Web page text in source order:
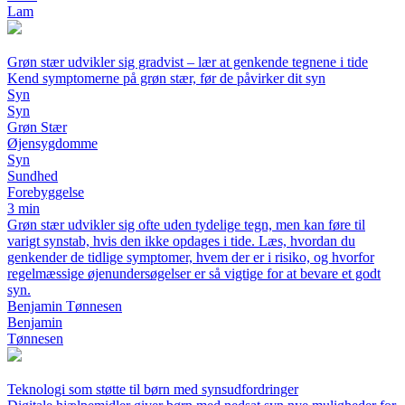
Lam
Grøn stær udvikler sig gradvist – lær at genkende tegnene i tide
Kend symptomerne på grøn stær, før de påvirker dit syn
Syn
Syn
Grøn Stær
Øjensygdomme
Syn
Sundhed
Forebyggelse
3 min
Grøn stær udvikler sig ofte uden tydelige tegn, men kan føre til
varigt synstab, hvis den ikke opdages i tide. Læs, hvordan du
genkender de tidlige symptomer, hvem der er i risiko, og hvorfor
regelmæssige øjenundersøgelser er så vigtige for at bevare et godt
syn.
Benjamin Tønnesen
Benjamin
Tønnesen
Teknologi som støtte til børn med synsudfordringer